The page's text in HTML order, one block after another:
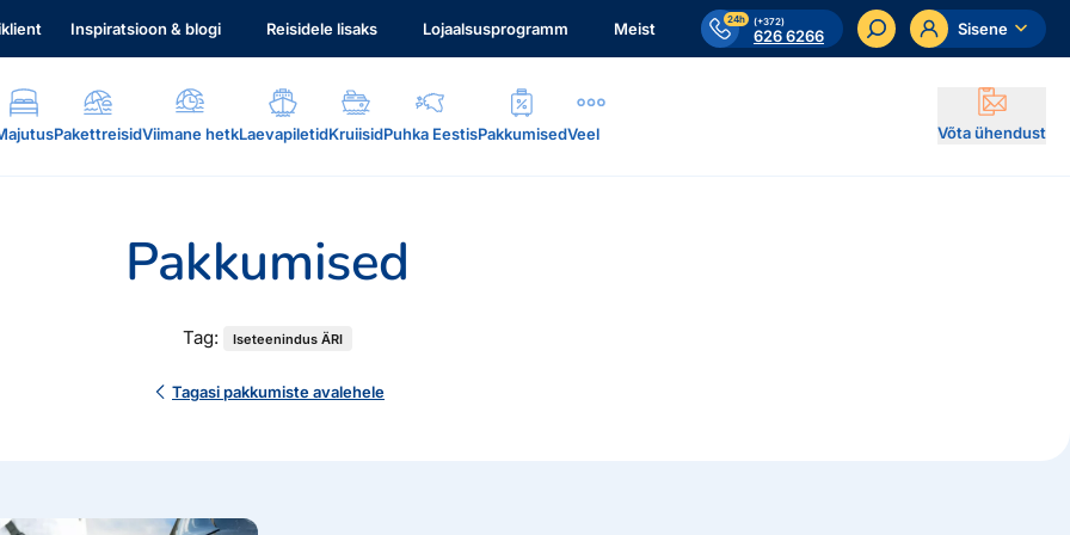
Inspiratsioon & blogi Reisidele lisaks Lojaalsusprogramm Meist 24h (+372)
626 6266 Sisene
PakettreisidViimane hetkLaevapiletidKruiisidPuhka EestisPakkumisedVeel Võta ühendust
Pakkumised
Tag: Iseteenindus ÄRI
Tagasi pakkumiste avalehele